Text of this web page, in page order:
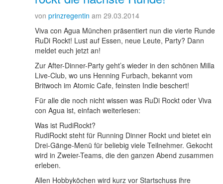
von prinzregentin am 29.03.2014
Viva con Agua München präsentiert nun die vierte Runde
RuDi Rockt! Lust auf Essen, neue Leute, Party? Dann
meldet euch jetzt an!
Zur After-Dinner-Party geht’s wieder in den schönen Milla
Live-Club, wo uns Henning Furbach, bekannt vom
Britwoch im Atomic Cafe, feinsten Indie beschert!
Für alle die noch nicht wissen was RuDi Rockt oder Viva
con Agua ist, einfach weiterlesen:
Was ist RudiRockt?
RudiRockt steht für Running Dinner Rockt und bietet ein
Drei-Gänge-Menü für beliebig viele Teilnehmer. Gekocht
wird in Zweier-Teams, die den ganzen Abend zusammen
erleben.
Allen Hobbyköchen wird kurz vor Startschuss ihre